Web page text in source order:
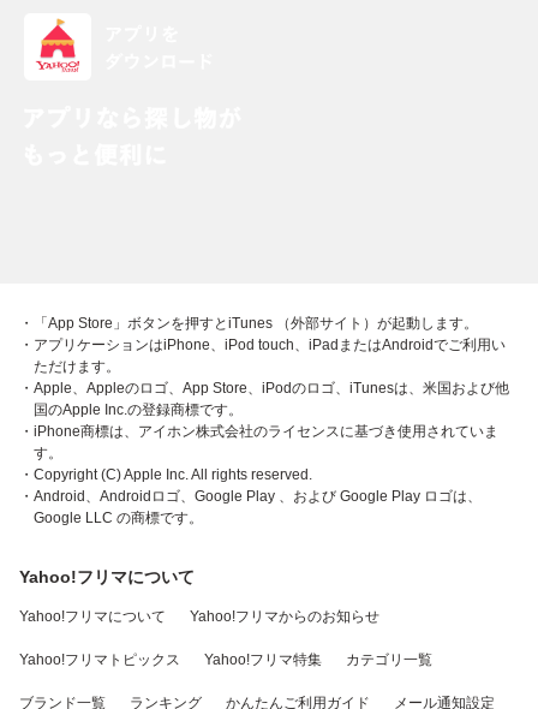
・「App Store」ボタンを押すとiTunes （外部サイト）が起動します。
・アプリケーションはiPhone、iPod touch、iPadまたはAndroidでご利用い
ただけます。
・Apple、Appleのロゴ、App Store、iPodのロゴ、iTunesは、米国および他
国のApple Inc.の登録商標です。
・iPhone商標は、アイホン株式会社のライセンスに基づき使用されていま
す。
・Copyright (C) Apple Inc. All rights reserved.
・Android、Androidロゴ、Google Play 、および Google Play ロゴは、
Google LLC の商標です。
Yahoo!フリマについて
Yahoo!フリマについて Yahoo!フリマからのお知らせ
Yahoo!フリマトピックス Yahoo!フリマ特集 カテゴリ一覧
ブランド一覧 ランキング かんたんご利用ガイド メール通知設定